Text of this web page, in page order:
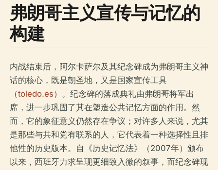
弗朗哥主义宣传与记忆的
构建
内战结束后，阿尔卡萨尔及其纪念碑成为弗朗哥主义神
话的核心，既是朝圣地，又是国家宣传工具
（toledo.es）。纪念碑的落成典礼由弗朗哥将军出
席，进一步巩固了其在塑造公共记忆方面的作用。然
而，它的象征意义仍然存在争议；对许多人来说，尤其
是那些与共和党有联系的人，它代表着一种选择性且排
他性的历史版本。自《历史记忆法》（2007年）颁布
以来，西班牙力求呈现更细致入微的叙事，而纪念碑现